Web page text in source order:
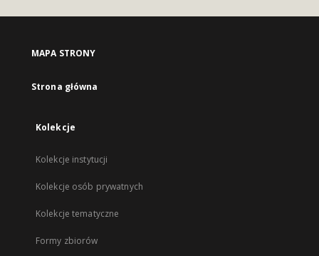
MAPA STRONY
Strona główna
Kolekcje
Kolekcje instytucji
Kolekcje osób prywatnych
Kolekcje tematyczne
Formy zbiorów